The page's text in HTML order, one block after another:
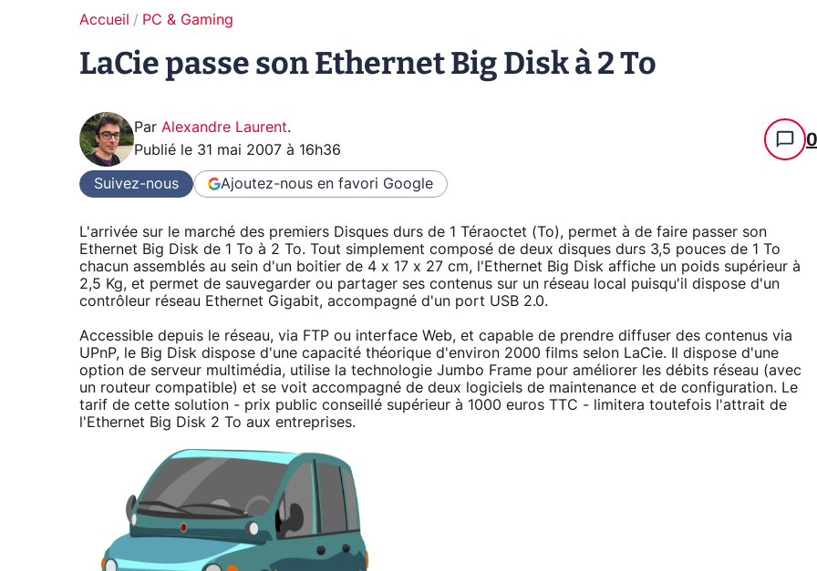
Accueil PC & Gaming
LaCie passe son Ethernet Big Disk à 2 To
Par Alexandre Laurent.
Publié le 31 mai 2007 à 16h36 0
Suivez-nous Ajoutez-nous en favori Google
L'arrivée sur le marché des premiers Disques durs de 1 Téraoctet (To), permet à de faire passer son
Ethernet Big Disk de 1 To à 2 To. Tout simplement composé de deux disques durs 3,5 pouces de 1 To
chacun assemblés au sein d'un boitier de 4 x 17 x 27 cm, l'Ethernet Big Disk affiche un poids supérieur à
2,5 Kg, et permet de sauvegarder ou partager ses contenus sur un réseau local puisqu'il dispose d'un
contrôleur réseau Ethernet Gigabit, accompagné d'un port USB 2.0.
Accessible depuis le réseau, via FTP ou interface Web, et capable de prendre diffuser des contenus via
UPnP, le Big Disk dispose d'une capacité théorique d'environ 2000 films selon LaCie. Il dispose d'une
option de serveur multimédia, utilise la technologie Jumbo Frame pour améliorer les débits réseau (avec
un routeur compatible) et se voit accompagné de deux logiciels de maintenance et de configuration. Le
tarif de cette solution - prix public conseillé supérieur à 1000 euros TTC - limitera toutefois l'attrait de
l'Ethernet Big Disk 2 To aux entreprises.